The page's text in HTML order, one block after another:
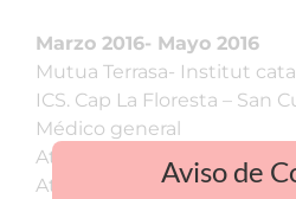
Marzo 2016- Mayo 2016
Mutua Terrasa- Institut
ICS. Cap La Floresta – San
Médico general
Atención de urgencias
Atención en el área de
Aviso de